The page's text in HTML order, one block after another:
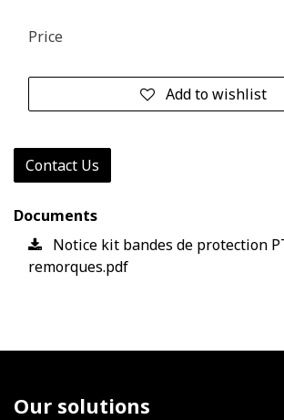
Add to wishlist
Price
Contact Us
Documents
Notice kit bandes de protection
remorques.pdf
Our solutions